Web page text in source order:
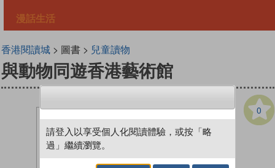
漫話生活
香港閱讀城> 圖書 > 兒童讀物
與動物同遊香港藝術館
0
請登入以享受個人化閱讀體驗，或按「略
過」繼續瀏覽。